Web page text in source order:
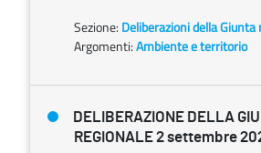
Sezione: Deliberazioni della Giunta
Argomenti:Ambiente e territorio
DELIBERAZIONE DELLA
REGIONALE 2 settembre